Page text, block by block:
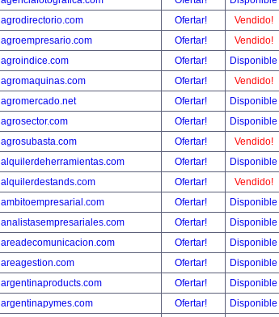
agrodirectorio.com
Ofertar!
Vendido!
agroempresario.com
Ofertar!
Vendido!
agroindice.com
Ofertar!
Disponible
agromaquinas.com
Ofertar!
Vendido!
agromercado.net
Ofertar!
Disponible
agrosector.com
Ofertar!
Disponible
agrosubasta.com
Ofertar!
Vendido!
alquilerdeherramientas.com
Ofertar!
Disponible
alquilerdestands.com
Ofertar!
Vendido!
ambitoempresarial.com
Ofertar!
Disponible
analistasempresariales.com
Ofertar!
Disponible
areadecomunicacion.com
Ofertar!
Disponible
areagestion.com
Ofertar!
Disponible
argentinaproducts.com
Ofertar!
Disponible
argentinapymes.com
Ofertar!
Disponible